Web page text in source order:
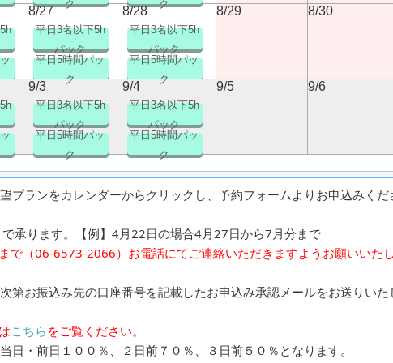
ク
ク
8/27
平日3名以下5h
パック
平日5時間パッ
ク
8/28
平日3名以下5h
パック
平日5時間パッ
ク
8/29 8/30
9/3
平日3名以下5h
パック
平日5時間パッ
ク
9/4
平日3名以下5h
パック
平日5時間パッ
ク
9/5 9/6
プランをカレンダーからクリックし、予約フォームよりお申込みくだ
承ります。【例】4月22日の場合4月27日から7月分まで
で（06-6573-2066）お電話にてご連絡いただきますようお願いいた
第お振込み先の口座番号を記載したお申込み承認メールをお送りいた
こちら をご覧ください。
・前日１００％、２日前７０％、３日前５０％となります。